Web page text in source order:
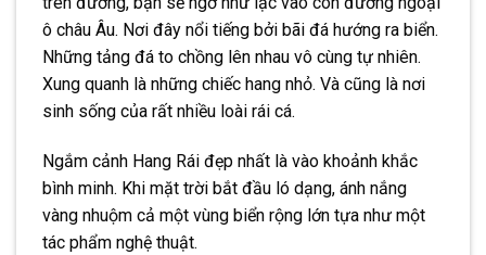
ô châu Âu. Nơi đây nổi tiếng bởi bãi đá hướng ra biển.
Những tảng đá to chồng lên nhau vô cùng tự nhiên.
Xung quanh là những chiếc hang nhỏ. Và cũng là nơi
sinh sống của rất nhiều loài rái cá.
Ngắm cảnh Hang Rái đẹp nhất là vào khoảnh khắc
bình minh. Khi mặt trời bắt đầu ló dạng, ánh nắng
vàng nhuộm cả một vùng biển rộng lớn tựa như một
tác phẩm nghệ thuật.